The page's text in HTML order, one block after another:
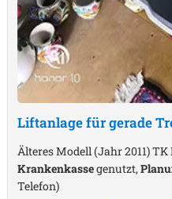
Liftanlage für gerade
Älteres Modell (Jahr 2011)
Krankenkassegenutzt,
Telefon)